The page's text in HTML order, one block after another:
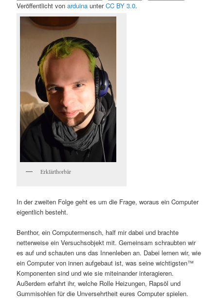
Veröffentlicht vonarduina unterCC BY 3.0.
Erklärthorbär
In der zweiten Folge geht es um die Frage, woraus ein Computer
eigentlich besteht.
Benthor, ein Computermensch, half mir dabei und brachte
netterweise ein Versuchsobjekt mit. Gemeinsam schraubten wir
es auf und schauten uns das Innenleben an. Dabei lernen wir, wie
ein Computer von innen aufgebaut ist, was seine wichtigsten™
Komponenten sind und wie sie miteinander interagieren.
Außerdem erfahrt ihr, welche Rolle Heizungen, Rapsöl und
Gummisohlen für die Unversehrtheit eures Computer spielen.